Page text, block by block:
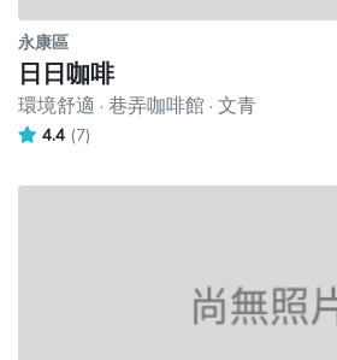
永康區
日日咖啡
環境舒適 · 巷弄咖啡館 · 文青
4.4 (7)